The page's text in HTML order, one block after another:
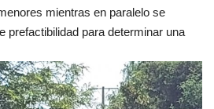
mientras en paralelo se
prefactibilidad para determinar una